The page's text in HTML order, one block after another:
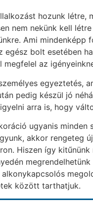
hozunk létre,
nem nekünk kell
Ami mindenképp
egész bolt esetében
megfelel az
egyeztetés,
pedig készül jó
arra is, hogy
ugyanis minden
akkor rengeteg
Hiszen így
között tarthatjuk.